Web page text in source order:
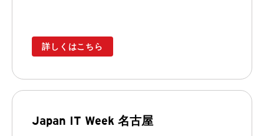
詳しくはこちら
Japan IT Week 名古屋